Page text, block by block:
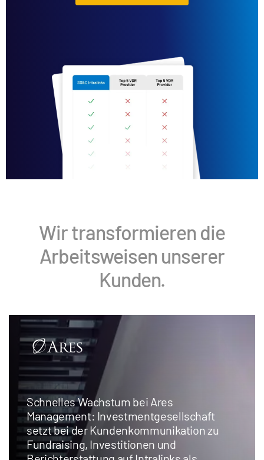
Wir transformieren die
Arbeitsweisen unserer
Kunden.
Schnelles Wachstum bei Ares
Management: Investmentgesellschaft
setzt bei der Kundenkommunikation zu
Fundraising, Investitionen und